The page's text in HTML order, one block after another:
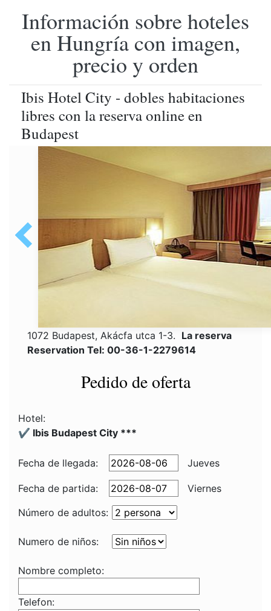
Información sobre hoteles
en Hungría con imagen,
precio y orden
Ibis Hotel City - dobles habitaciones
libres con la reserva online en
Budapest
1072 Budapest, Akácfa utca 1-3. La reserva
Reservation Tel: 00-36-1-2279614
Pedido de oferta
Hotel:
✔️ Ibis Budapest City ***
Fecha de llegada: Jueves
Fecha de partida:
Viernes
Número de adultos:
Numero de niños:
Nombre completo:
Telefon: